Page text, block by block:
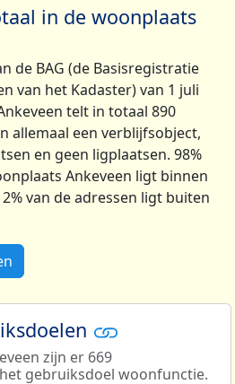
in de woonplaats
de BAG (de Basisregistratie
van het Kadaster) van 1 juli
telt in totaal 890
allemaal een verblijfsobject,
en geen ligplaatsen. 98%
Ankeveen ligt binnen
van de adressen ligt buiten
zijn er 669
gebruiksdoel woonfunctie.